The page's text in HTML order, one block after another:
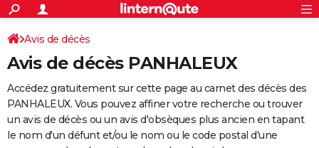
ACTUALITÉS
Politique
Société
Faits Divers
Education
Monde
Villes
+
SPORT
Coupe du monde 2026
Football
Tennis
Cyclisme
Rugby
Forum
Programme TV
TNT
Streaming
Cinéma
Sorties cinéma
Musique
+
FINANCE
Impôts
Immobilier
Risques naturels par ville
Banque
Assurance
Crédit
AUTO
Avis de décès
Avis de décès PANHALEUX
Accédez gratuitement sur cette page au carnet des décès des
PANHALEUX. Vous pouvez affiner votre recherche ou trouver
un avis de décès ou un avis d'obsèques plus ancien en tapant
le nom d'un défunt et/ou le nom ou le code postal d'une